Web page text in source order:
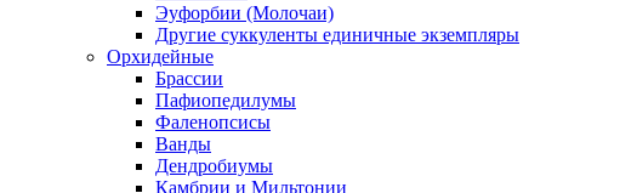
Эуфорбии (Молочаи)
Другие суккуленты единичные экземпляры
Орхидейные
Брассии
Пафиопедилумы
Фаленопсисы
Ванды
Дендробиумы
Камбрии и Мильтонии